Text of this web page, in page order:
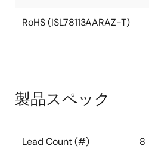
RoHS (ISL78113AARAZ-T)
製品スペック
Lead Count (#) 8